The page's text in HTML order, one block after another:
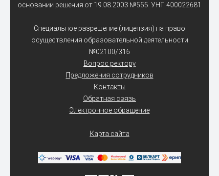
основании решения от 19.08.2003 №555. УНП 400022681
Специальное разрешение (лицензия) на право
осуществления образовательной деятельности
№02100/316
Вопрос ректору
Предложения сотрудников
Контакты
Обратная связь
Электронное обращение
Карта сайта